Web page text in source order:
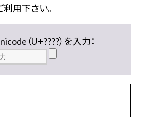
利用下さい。
（U+????）を入力：